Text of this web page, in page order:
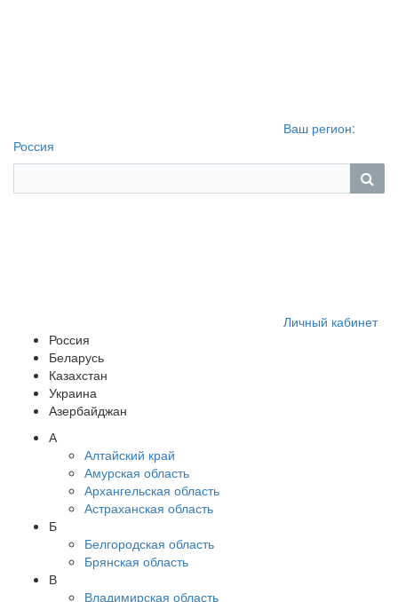
Ваш регион:
Россия
Личный кабинет
Россия
Беларусь
Казахстан
Украина
Азербайджан
А
Алтайский край
Амурская область
Архангельская область
Астраханская область
Б
Белгородская область
Брянская область
В
Владимирская область